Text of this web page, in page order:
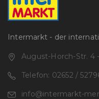
Intermarkt - der
August-Horch-Str. 4
Telefon: 02652 /
info@intermarkt-